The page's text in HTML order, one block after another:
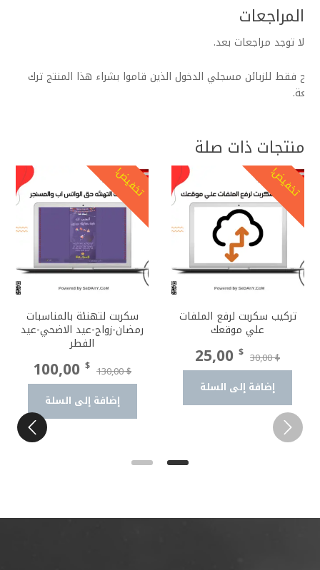
المراجعات
لا توجد مراجعات بعد.
فقط للزبائن مسجلي الدخول الذين قاموا بشراء هذا المنتج ترك
منتجات ذات صلة
تخفيض!
تركيب سكربت لرفع الملفات
علي موقعك
30,00$
السعر
الأصلي
هو:
25,00$
السعر
الحالي
هو:
إضافة إلى السلة
تخفيض!
سكربت لتهنئة بالمناسبات
رمضان-زواج-عيد الاضحي-عيد
الفطر
130,00$
السعر
الأصلي
هو:
130,00 $.
100,00$
هو:
$.
إضافة إلى السلة